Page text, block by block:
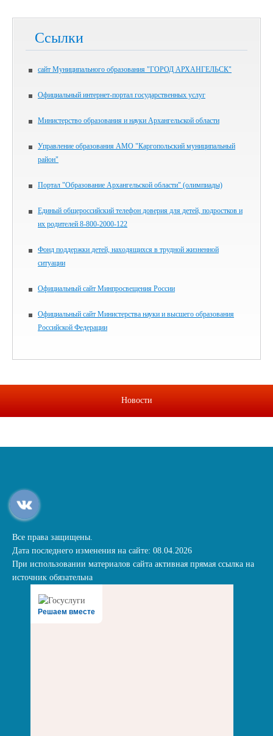
Ссылки
сайт Муниципального образования "ГОРОД АРХАНГЕЛЬСК"
Официальный интернет-портал государственных услуг
Министерство образования и науки Архангельской области
Управление образования АМО "Каргопольский муниципальный
район"
Портал "Образование Архангельской области" (олимпиады)
Единый общероссийский телефон доверия для детей, подростков и
их родителей 8-800-2000-122
Фонд поддержки детей, находящихся в трудной жизненной
ситуации
Официальный сайт Минпросвещения России
Официальный сайт Министерства науки и высшего образования
Российской Федерации
Новости
Все права защищены.
Дата последнего изменения на сайте: 08.04.2026
При использовании материалов сайта активная прямая ссылка на
источник обязательна
Решаем вместе